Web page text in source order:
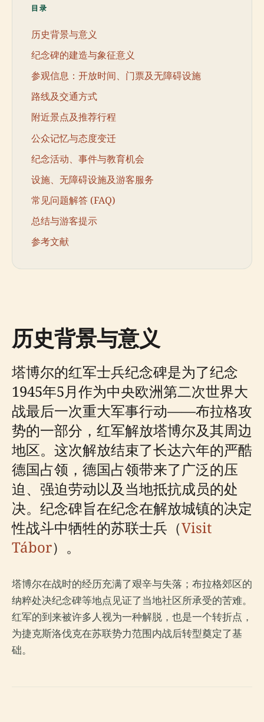
目录
历史背景与意义
纪念碑的建造与象征意义
参观信息：开放时间、门票及无障碍设施
路线及交通方式
附近景点及推荐行程
公众记忆与态度变迁
纪念活动、事件与教育机会
设施、无障碍设施及游客服务
常见问题解答 (FAQ)
总结与游客提示
参考文献
历史背景与意义
塔博尔的红军士兵纪念碑是为了纪念
1945年5月作为中央欧洲第二次世界大
战最后一次重大军事行动——布拉格攻
势的一部分，红军解放塔博尔及其周边
地区。这次解放结束了长达六年的严酷
德国占领，德国占领带来了广泛的压
迫、强迫劳动以及当地抵抗成员的处
决。纪念碑旨在纪念在解放城镇的决定
性战斗中牺牲的苏联士兵（Visit
Tábor）。
塔博尔在战时的经历充满了艰辛与失落；布拉格郊区的
纳粹处决纪念碑等地点见证了当地社区所承受的苦难。
红军的到来被许多人视为一种解脱，也是一个转折点，
为捷克斯洛伐克在苏联势力范围内战后转型奠定了基
础。